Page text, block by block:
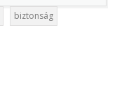
biztonság